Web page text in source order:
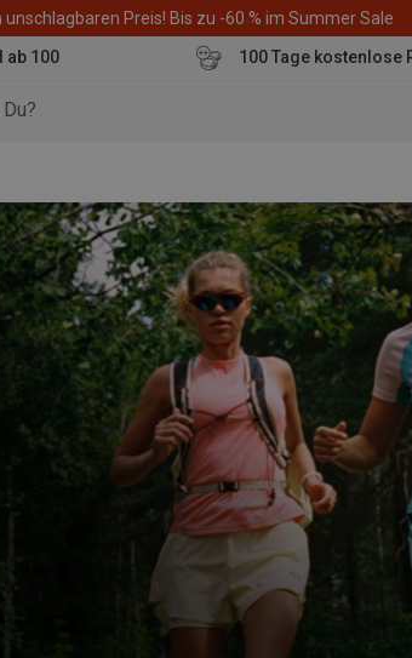
Preis! Bis zu -60 % im Summer Sale
ab 100
100 Tage kostenlose